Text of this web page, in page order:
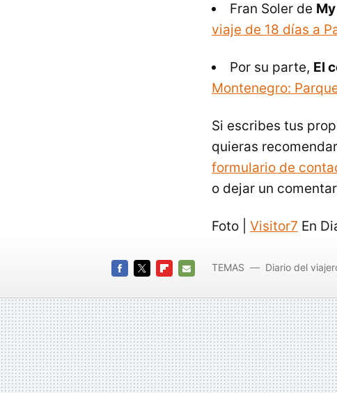
Fran Soler de
viaje de 18 días a
Por su parte, El
Montenegro:
Si escribes tus
quieras
formulario de
o dejar un
Foto | Visitor7 En
MAIL
TEMAS Diario del